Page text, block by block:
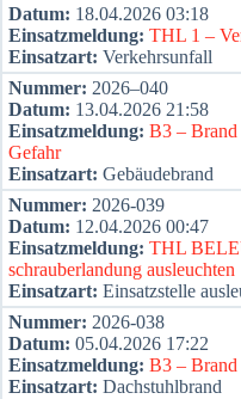
Datum: 18.04.2026 03:18
Ein­satz­mel­dung: THL 1 –
Ein­satz­art: Ver­kehrs­un­fall
Num­mer: 2026–040
Datum: 13.04.2026 21:58
Ein­satz­mel­dung: B3 – Brand
Gefahr
Ein­satz­art: Gebäu­de­brand
Num­mer: 2026-039
Datum: 12.04.2026 00:47
Ein­satz­mel­dung: THL
schrau­ber­lan­dung aus­leuch­ten
Ein­satz­art: Ein­satz­stel­le
Num­mer: 2026-038
Datum: 05.04.2026 17:22
Ein­satz­mel­dung: B3 – Brand
Ein­satz­art: Dach­stuhl­brand